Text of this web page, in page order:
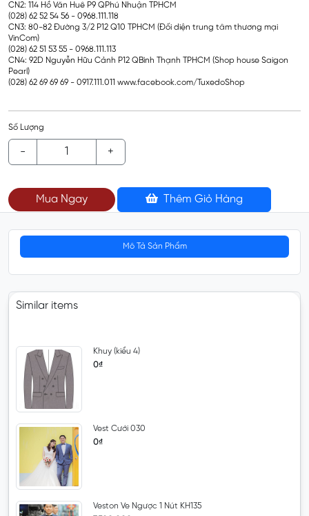
CN2: 114 Hồ Văn Huê P9 QPhú Nhuận TPHCM
(028) 62 52 54 56 - 0968.111.118
CN3: 80-82 Đường 3/2 P12 Q10 TPHCM (Đối diện trung tâm thương mại
VinCom)
(028) 62 51 53 55 - 0968.111.113
CN4: 92D Nguyễn Hữu Cảnh P12 QBình Thạnh TPHCM (Shop house Saigon
Pearl)
(028) 62 69 69 69 - 0917.111.011 www.facebook.com/TuxedoShop
Số Lượng
- +
Mua Ngay Thêm Giỏ Hàng
Mô Tả Sản Phẩm
Similar items
Khuy (kiểu 4)
0₫
Vest Cưới 030
0₫
Veston Ve Ngược 1 Nút KH135